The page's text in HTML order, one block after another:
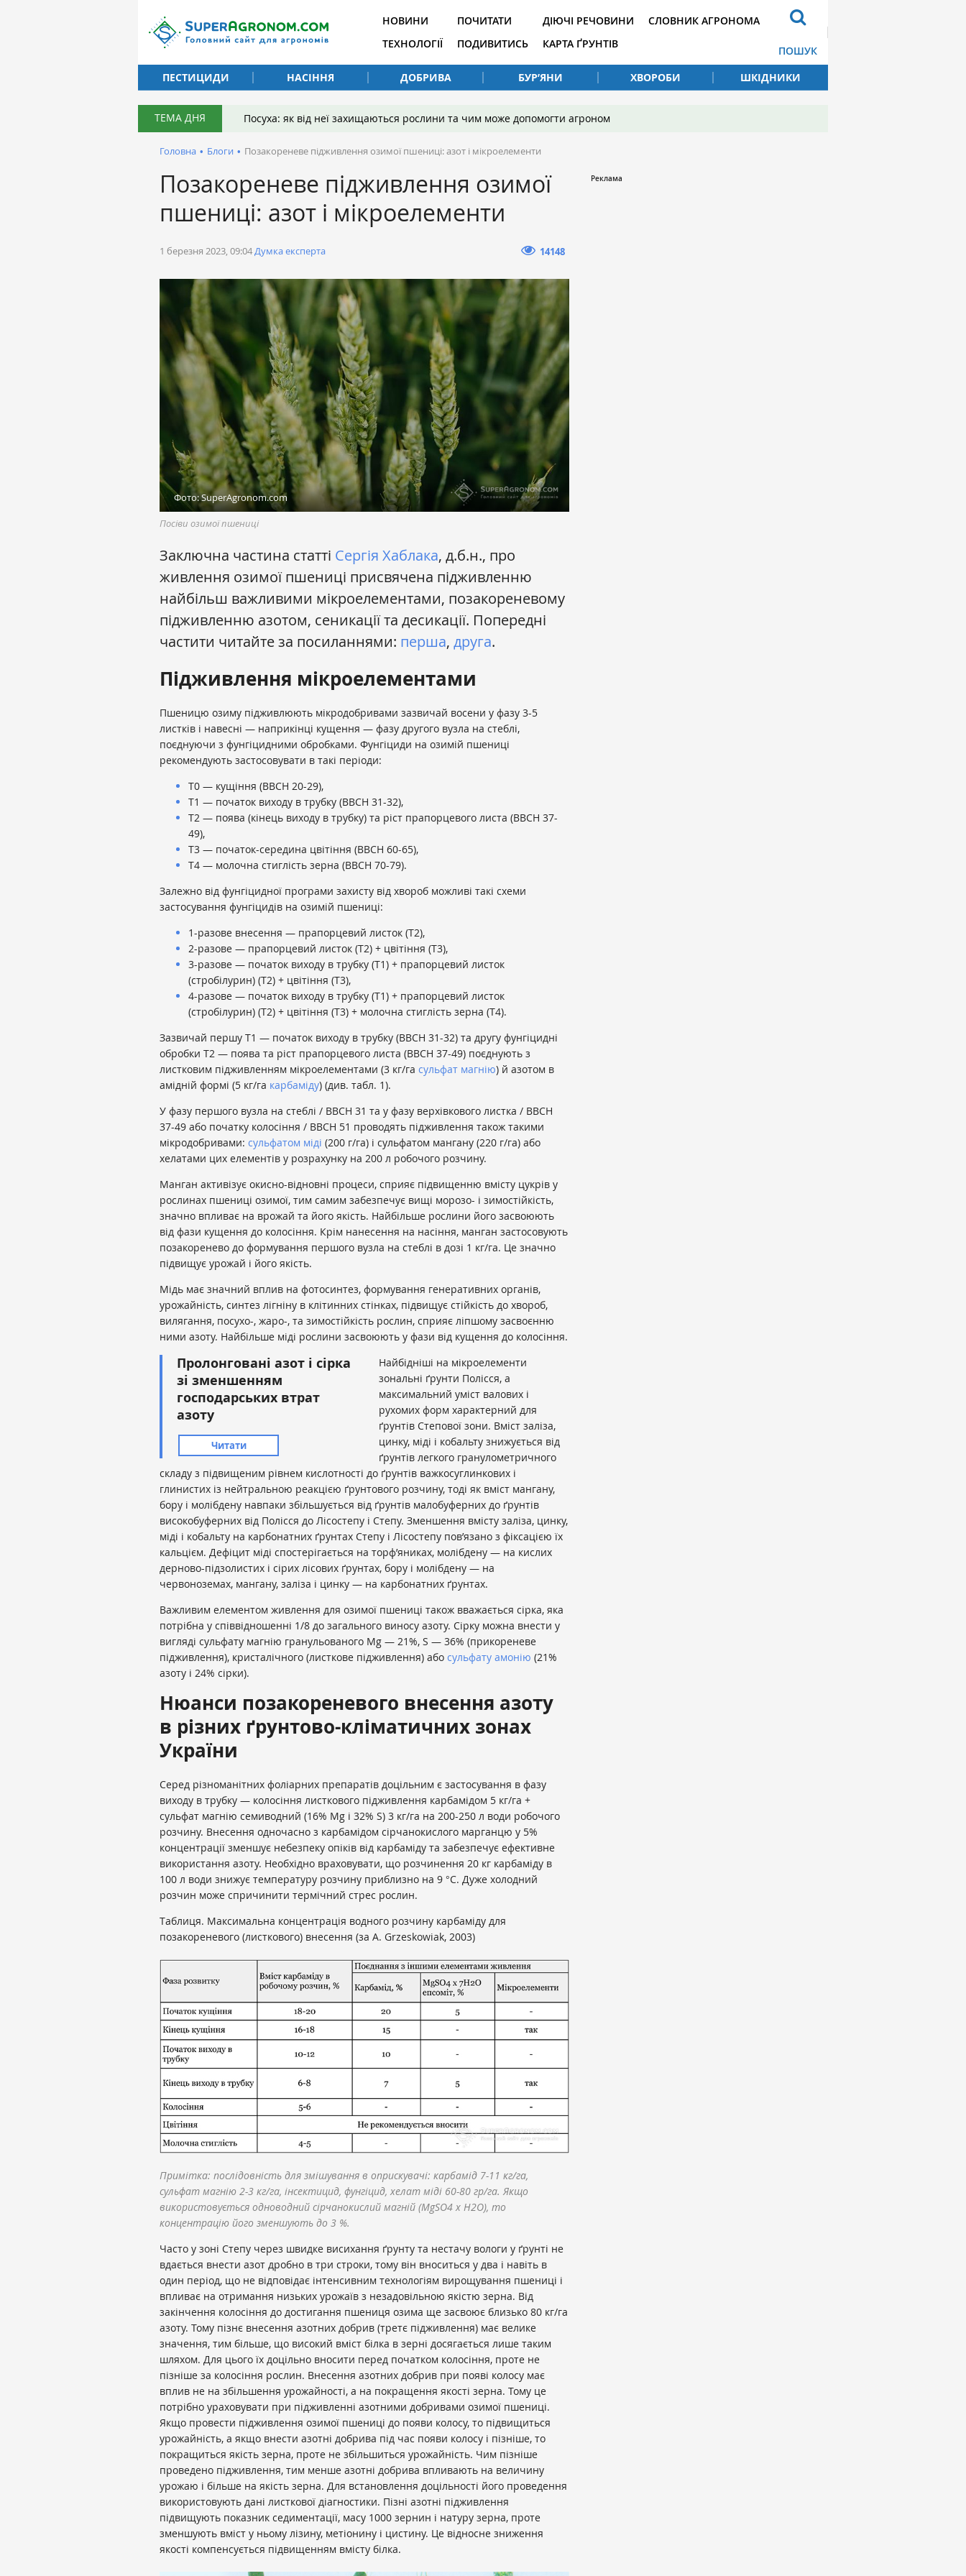
НОВИНИ
ТЕХНОЛОГІЇ
ПОЧИТАТИ
ПОДИВИТИСЬ
ДІЮЧІ РЕЧОВИНИ
КАРТА ҐРУНТІВ
СЛОВНИК АГРОНОМА
ПОШУК
ПЕСТИЦИДИ
НАСІННЯ ДОБРИВА БУР’ЯНИ ХВОРОБИ ШКІДНИКИ
ТЕМА ДНЯ Посуха: як від неї захищаються рослини та чим може допомогти агроном
Головна • Блоги • Позакореневе підживлення озимої пшениці: азот і мікроелементи
Позакореневе підживлення озимої
пшениці: азот і мікроелементи
1 березня 2023, 09:04Думка експерта 14148
Фото: SuperAgronom.com
Посіви озимої пшениці
Заключна частина статті Сергія Хаблака, д.б.н., про
живлення озимої пшениці присвячена підживленню
найбільш важливими мікроелементами, позакореневому
підживленню азотом, сеникації та десикації. Попередні
частити читайте за посиланнями: перша, друга.
Підживлення мікроелементами
Пшеницю озиму підживлюють мікродобривами зазвичай восени у фазу 3-5
листків і навесні — наприкінці кущення — фазу другого вузла на стеблі,
поєднуючи з фунгіцидними обробками. Фунгіциди на озимій пшениці
рекомендують застосовувати в такі періоди:
Т0 — кущіння (ВВСН 20-29),
Т1 — початок виходу в трубку (ВВСН 31-32),
Т2 — поява (кінець виходу в трубку) та ріст прапорцевого листа (ВВСН 37-
49),
Т3 — початок-середина цвітіння (ВВСН 60-65),
Т4 — молочна стиглість зерна (ВВСН 70-79).
Залежно від фунгіцидної програми захисту від хвороб можливі такі схеми
застосування фунгіцидів на озимій пшениці:
1-разове внесення — прапорцевий листок (Т2),
2-разове — прапорцевий листок (Т2) + цвітіння (Т3),
3-разове — початок виходу в трубку (Т1) + прапорцевий листок
(стробілурин) (Т2) + цвітіння (Т3),
4-разове — початок виходу в трубку (Т1) + прапорцевий листок
(стробілурин) (Т2) + цвітіння (Т3) + молочна стиглість зерна (Т4).
Зазвичай першу Т1 — початок виходу в трубку (ВВСН 31-32) та другу фунгіцидні
обробки Т2 — поява та ріст прапорцевого листа (ВВСН 37-49) поєднують з
листковим підживленням мікроелементами (3 кг/га сульфат магнію) й азотом в
амідній формі (5 кг/га карбаміду) (див. табл. 1).
У фазу першого вузла на стеблі / ВВСН 31 та у фазу верхівкового листка / ВВСН
37-49 або початку колосіння / ВВСН 51 проводять підживлення також такими
мікродобривами: сульфатом міді (200 г/га) і сульфатом мангану (220 г/га) або
хелатами цих елементів у розрахунку на 200 л робочого розчину.
Манган активізує окисно-відновні процеси, сприяє підвищенню вмісту цукрів у
рослинах пшениці озимої, тим самим забезпечує вищі морозо- і зимостійкість,
значно впливає на врожай та його якість. Найбільше рослини його засвоюють
від фази кущення до колосіння. Крім нанесення на насіння, манган застосовують
позакоренево до формування першого вузла на стеблі в дозі 1 кг/га. Це значно
підвищує урожай і його якість.
Мідь має значний вплив на фотосинтез, формування генеративних органів,
урожайність, синтез лігніну в клітинних стінках, підвищує стійкість до хвороб,
вилягання, посухо-, жаро-, та зимостійкість рослин, сприяє ліпшому засвоєнню
ними азоту. Найбільше міді рослини засвоюють у фази від кущення до колосіння.
Пролонговані азот і сірка
зі зменшенням
господарських втрат
азоту
Читати
Найбідніші на мікроелементи
зональні ґрунти Полісся, а
максимальний уміст валових і
рухомих форм характерний для
ґрунтів Степової зони. Вміст заліза,
цинку, міді і кобальту знижується від
ґрунтів легкого гранулометричного
складу з підвищеним рівнем кислотності до ґрунтів важкосуглинкових і
глинистих із нейтральною реакцією ґрунтового розчину, тоді як вміст мангану,
бору і молібдену навпаки збільшується від ґрунтів малобуферних до ґрунтів
високобуферних від Полісся до Лісостепу і Степу. Зменшення вмісту заліза, цинку,
міді і кобальту на карбонатних ґрунтах Степу і Лісостепу пов’язано з фіксацією їх
кальцієм. Дефіцит міді спостерігається на торф’яниках, молібдену — на кислих
дерново-підзолистих і сірих лісових ґрунтах, бору і молібдену — на
червоноземах, мангану, заліза і цинку — на карбонатних ґрунтах.
Важливим елементом живлення для озимої пшениці також вважається сірка, яка
потрібна у співвідношенні 1/8 до загального виносу азоту. Сірку можна внести у
вигляді сульфату магнію гранульованого Mg — 21%, S — 36% (прикореневе
підживлення), кристалічного (листкове підживлення) або сульфату амонію (21%
азоту і 24% сірки).
Нюанси позакореневого внесення азоту
в різних ґрунтово-кліматичних зонах
України
Серед різноманітних фоліарних препаратів доцільним є застосування в фазу
виходу в трубку — колосіння листкового підживлення карбамідом 5 кг/га +
сульфат магнію семиводний (16% Mg і 32% S) 3 кг/га на 200-250 л води робочого
розчину. Внесення одночасно з карбамідом сірчанокислого марганцю у 5%
концентрації зменшує небезпеку опіків від карбаміду та забезпечує ефективне
використання азоту. Необхідно враховувати, що розчинення 20 кг карбаміду в
100 л води знижує температуру розчину приблизно на 9 °С. Дуже холодний
розчин може спричинити термічний стрес рослин.
Таблиця. Максимальна концентрація водного розчину карбаміду для
позакореневого (листкового) внесення (за A. Grzeskowiak, 2003)
Примітка: послідовність для змішування в оприскувачі: карбамід 7-11 кг/га,
сульфат магнію 2-3 кг/га, інсектицид, фунгіцид, хелат міді 60-80 гр/га. Якщо
використовується одноводний сірчанокислий магній (MgSO4 x Н2О), то
концентрацію його зменшують до 3 %.
Часто у зоні Степу через швидке висихання ґрунту та нестачу вологи у ґрунті не
вдається внести азот дробно в три строки, тому він вноситься у два і навіть в
один період, що не відповідає інтенсивним технологіям вирощування пшениці і
впливає на отримання низьких урожаїв з незадовільною якістю зерна. Від
закінчення колосіння до достигання пшениця озима ще засвоює близько 80 кг/га
азоту. Тому пізнє внесення азотних добрив (третє підживлення) має велике
значення, тим більше, що високий вміст білка в зерні досягається лише таким
шляхом. Для цього їх доцільно вносити перед початком колосіння, проте не
пізніше за колосіння рослин. Внесення азотних добрив при появі колосу має
вплив не на збільшення урожайності, а на покращення якості зерна. Тому це
потрібно ураховувати при підживленні азотними добривами озимої пшениці.
Якщо провести підживлення озимої пшениці до появи колосу, то підвищиться
урожайність, а якщо внести азотні добрива під час появи колосу і пізніше, то
покращиться якість зерна, проте не збільшиться урожайність. Чим пізніше
проведено підживлення, тим менше азотні добрива впливають на величину
урожаю і більше на якість зерна. Для встановлення доцільності його проведення
використовують дані листкової діагностики. Пізні азотні підживлення
підвищують показник седиментації, масу 1000 зернин і натуру зерна, проте
зменшують вміст у ньому лізину, метіонину і цистину. Це відносне зниження
якості компенсується підвищенням вмісту білка.